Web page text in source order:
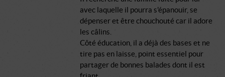
avec laquelle il pourra s'épanouir, se
dépenser et être chouchouté car il adore
les câlins.
Côté éducation, il a déjà des bases et ne
tire pas en laisse, point essentiel pour
partager de bonnes balades dont il est